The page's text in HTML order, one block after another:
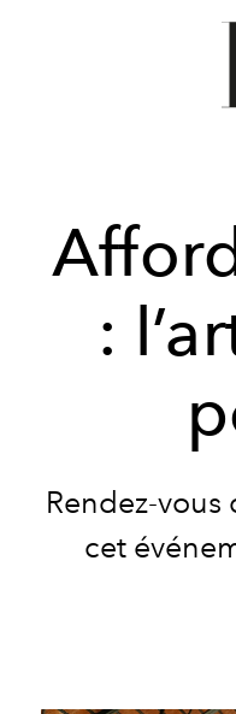
:
Rendez-
cet